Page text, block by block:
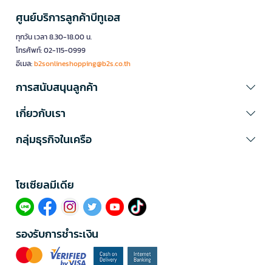
ศูนย์บริการลูกค้าบีทูเอส
ทุกวัน เวลา 8.30-18.00 น.
โทรศัพท์: 02-115-0999
อีเมล:b2sonlineshopping@b2s.co.th
การสนับสนุนลูกค้า
เกี่ยวกับเรา
กลุ่มธุรกิจในเครือ
โซเซียลมีเดีย​
รองรับการชำระเงิน